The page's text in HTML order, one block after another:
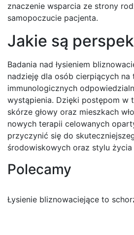
znaczenie wsparcia ze strony
samopoczucie pacjenta.
Jakie są
Badania nad łysieniem
nadzieję dla osób cierpiących
immunologicznych
wystąpienia. Dzięki postępom w
skórze głowy oraz mieszkach
nowych terapii celowanych
przyczynić się do
środowiskowych oraz stylu
Polecamy
Łysienie bliznowaciejące to